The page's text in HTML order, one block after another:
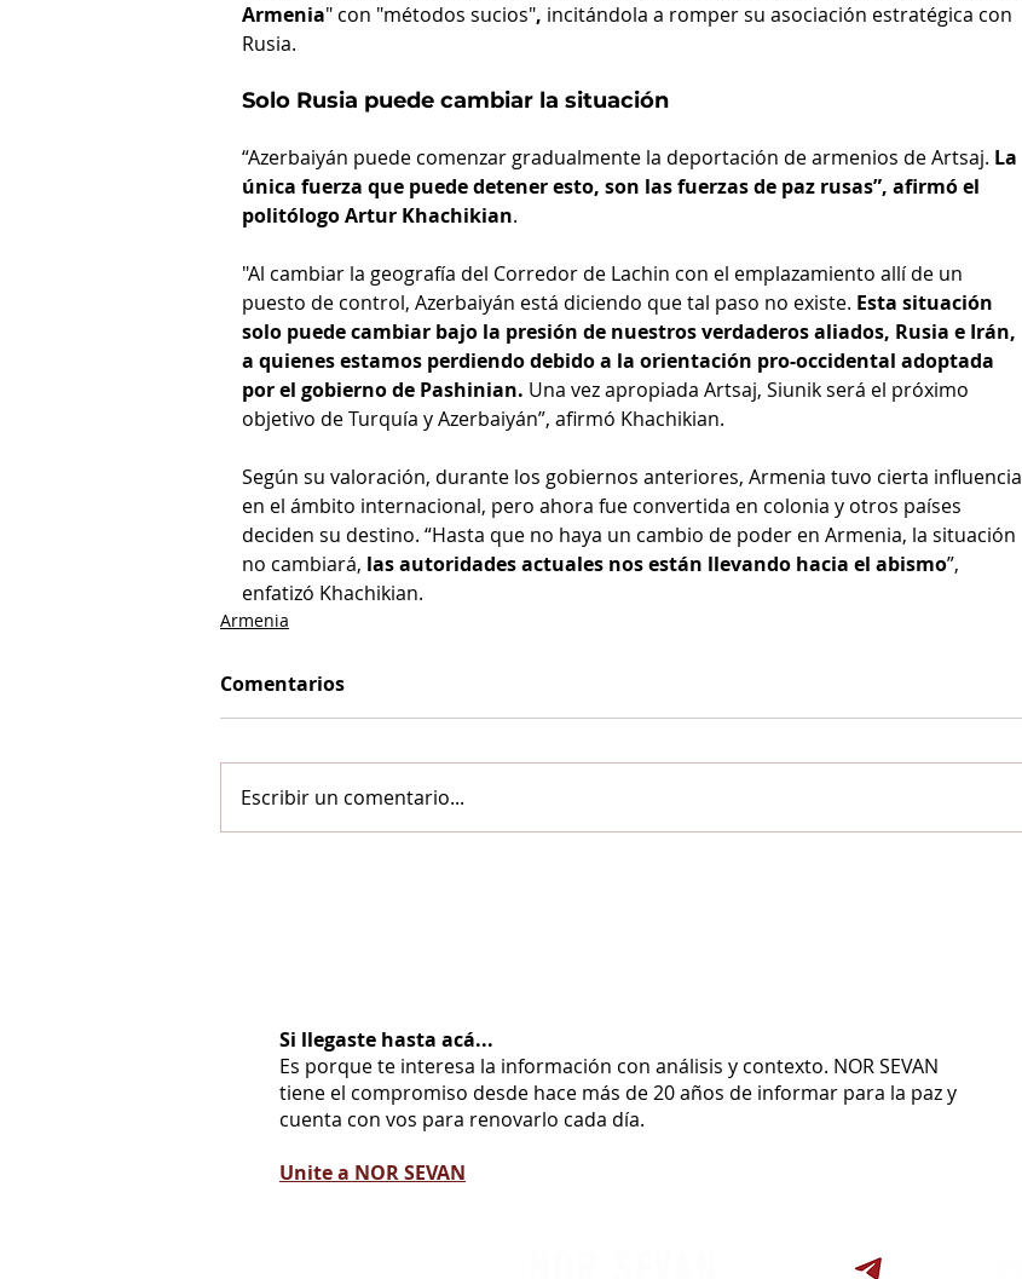
Armenia" con "métodos sucios", incitándola a romper su asociación estratégica con
Rusia.
Solo Rusia puede cambiar la situación
“Azerbaiyán puede comenzar gradualmente la deportación de armenios de Artsaj. La
única fuerza que puede detener esto, son las fuerzas de paz rusas”, afirmó el
politólogo Artur Khachikian.
"Al cambiar la geografía del Corredor de Lachin con el emplazamiento allí de un
puesto de control, Azerbaiyán está diciendo que tal paso no existe. Esta situación
solo puede cambiar bajo la presión de nuestros verdaderos aliados, Rusia e Irán,
a quienes estamos perdiendo debido a la orientación pro-occidental adoptada
por el gobierno de Pashinian. Una vez apropiada Artsaj, Siunik será el próximo
objetivo de Turquía y Azerbaiyán”, afirmó Khachikian.
Según su valoración, durante los gobiernos anteriores, Armenia tuvo cierta influencia
en el ámbito internacional, pero ahora fue convertida en colonia y otros países
deciden su destino. “Hasta que no haya un cambio de poder en Armenia, la situación
no cambiará, las autoridades actuales nos están llevando hacia el abismo”,
enfatizó Khachikian.
Armenia
Comentarios
Escribir un comentario...
Si llegaste hasta acá...
Es porque te interesa la información con análisis y contexto. NOR SEVAN
tiene el compromiso desde hace más de 20 años de informar para la paz y
cuenta con vos para renovarlo cada día.
Unite a NOR SEVAN